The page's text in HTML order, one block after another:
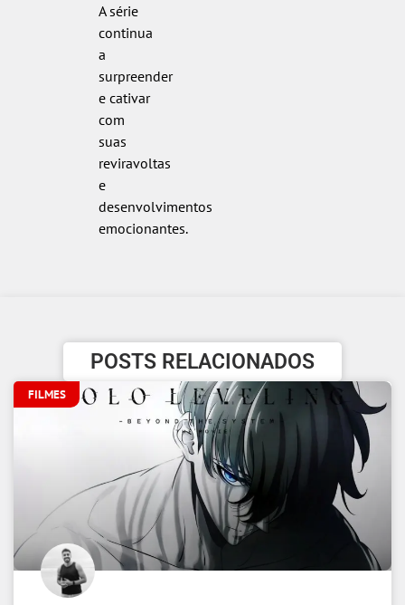
A série
continua
a
surpreender
e cativar
com
suas
reviravoltas
e
desenvolvimentos
emocionantes.
POSTS RELACIONADOS
FILMES